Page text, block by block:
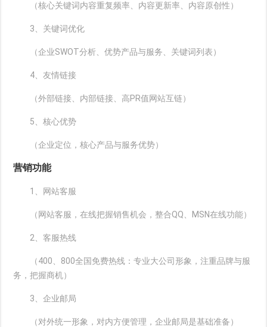
（核心关键词内容重复频率、内容更新率、内容原创性）
3、关键词优化
（企业SWOT分析、优势产品与服务、关键词列表）
4、友情链接
（外部链接、内部链接、高PR值网站互链）
5、核心优势
（企业定位，核心产品与服务优势）
营销功能
1、网站客服
（网站客服，在线把握销售机会，整合QQ、MSN在线功能）
2、客服热线
（400、800全国免费热线：专业大公司形象，注重品牌与服
务，把握商机）
3、企业邮局
（对外统一形象，对内方便管理，企业邮局是基础准备）